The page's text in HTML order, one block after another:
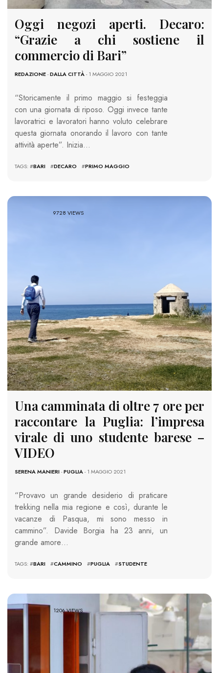
Oggi negozi aperti. Decaro:
“Grazie a chi sostiene il
commercio di Bari”
REDAZIONE-DALLA CITTÀ- 1 MAGGIO 2021
“Storicamente il primo maggio si festeggia
con una giornata di riposo. Oggi invece tante
lavoratrici e lavoratori hanno voluto celebrare
questa giornata onorando il lavoro con tante
attività aperte”. Inizia…
TAGS: #BARI #DECARO #PRIMO MAGGIO
9728 VIEWS
Una camminata di oltre 7 ore per
raccontare la Puglia: l’impresa
virale di uno studente barese –
VIDEO
SERENA MANIERI-PUGLIA- 1 MAGGIO 2021
“Provavo un grande desiderio di praticare
trekking nella mia regione e così, durante le
vacanze di Pasqua, mi sono messo in
cammino”. Davide Borgia ha 23 anni, un
grande amore…
TAGS: #BARI #CAMMINO #PUGLIA #STUDENTE
1206 VIEWS